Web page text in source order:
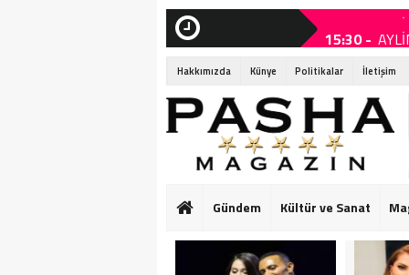
15:25 -
15:05 -
14:15 -
14:15 -
01:55 -
01:50 -
HARBİYE’DE
Hakkımızda Künye Politikalar İletişim
Gündem Kültür ve Sanat